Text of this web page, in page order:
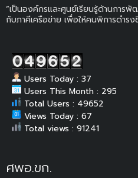
“เป็นองค์กรและศูนย์เรียนรู้ด้านการ
กับภาคีเครือข่าย เพื่อให้คนพิการดำร
Users Today : 37
Users This Month : 295
Total Users : 49652
Views Today : 67
Total views : 91241
ศพอ.ขก.